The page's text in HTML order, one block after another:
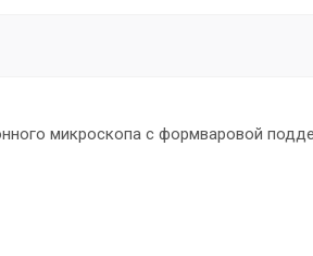
микроскопа с формваровой